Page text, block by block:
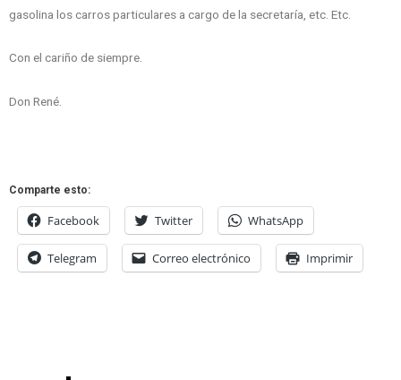
gasolina los carros particulares a cargo de la secretaría, etc. Etc.
Con el cariño de siempre.
Don René.
Comparte esto:
Facebook Twitter WhatsApp
Telegram Correo electrónico Imprimir